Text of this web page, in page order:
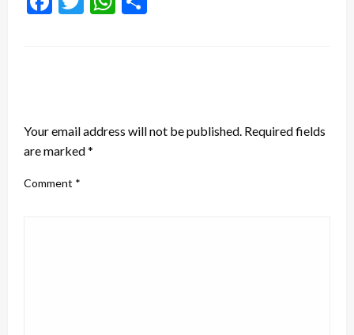
Your email address will not be published. Required fields
are marked*
Comment *